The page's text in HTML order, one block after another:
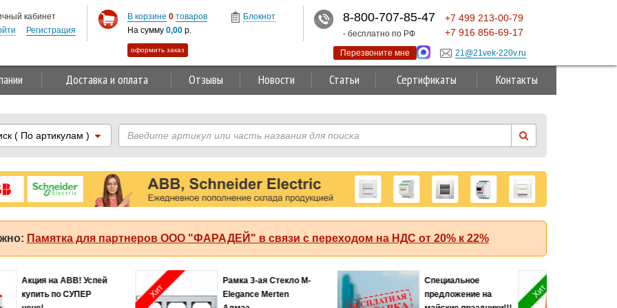
Доставка и оплата Отзывы Новости Статьи Сертификаты Контакты
( По артикулам )
Памятка для партнеров ООО "ФАРАДЕЙ" в связи с переходом на НДС от 20% к 22%
Соединитель 2,5мм2
оранжевый Legrand
Хит продаж!
Автомат ABB (АББ)
MS116-4.0 50 кА с
Суперакция!
кабинет
Регистрация
В корзине 0 товаров
На сумму 0,00 р.
оформить заказ
Блокнот 8-800-707-85-47
- бесплатно по РФ
+7 499 213-00-79
+7 916 856-69-17
Перезвоните мне 21@21vek-220v.ru